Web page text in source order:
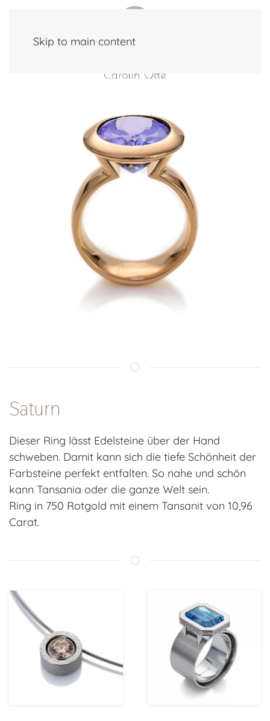
Skip to main content
Saturn
Dieser Ring lässt Edelsteine über der Hand
schweben. Damit kann sich die tiefe Schönheit der
Farbsteine perfekt entfalten. So nahe und schön
kann Tansania oder die ganze Welt sein.
Ring in 750 Rotgold mit einem Tansanit von 10,96
Carat.
ansehen ansehen